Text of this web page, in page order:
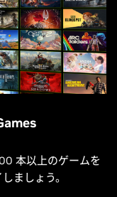
本以上のゲームを
ましょう。